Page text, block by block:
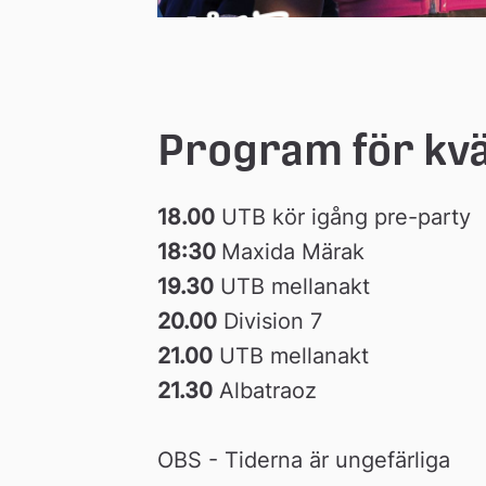
Program för
18.00 UTB kör igång pre-party
18:30 Maxida Märak
19.30 UTB mellanakt
20.00 Division 7
21.00 UTB mellanakt
21.30 Albatraoz
OBS - Tiderna är ungefärliga